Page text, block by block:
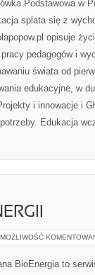
Podstawowa w
splata się z
opisuje
pedagogów i
świata od
edukacyjne, w
i innowacje i
Edukacja
MOŻLIWOŚĆ
BioEnergia to